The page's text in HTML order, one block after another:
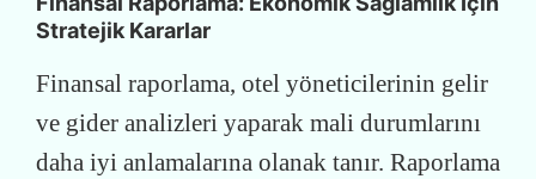
Stratejik Kararlar
Finansal raporlama, otel yöneticilerinin gelir
ve gider analizleri yaparak mali durumlarını
daha iyi anlamalarına olanak tanır. Raporlama